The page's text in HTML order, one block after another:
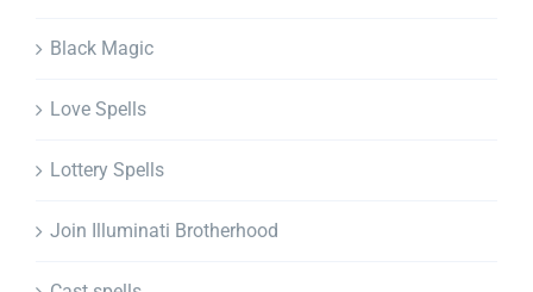
Black Magic
Love Spells
Lottery Spells
Join Illuminati Brotherhood